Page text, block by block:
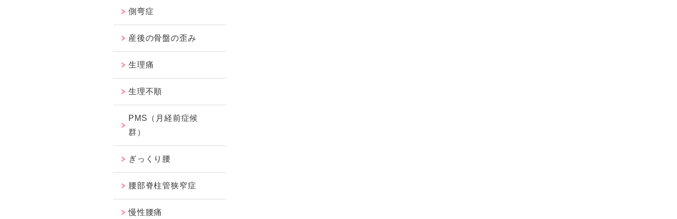
側弯症
産後の骨盤の歪み
生理痛
生理不順
PMS（月経前症候
群）
ぎっくり腰
腰部脊柱管狭窄症
慢性腰痛